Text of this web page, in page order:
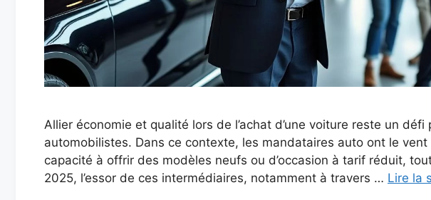
Allier économie et qualité lors de l’achat d’une voiture reste un
automobilistes. Dans ce contexte, les mandataires auto ont le
capacité à offrir des modèles neufs ou d’occasion à tarif réduit,
2025, l’essor de ces intermédiaires, notamment à travers … Lire la